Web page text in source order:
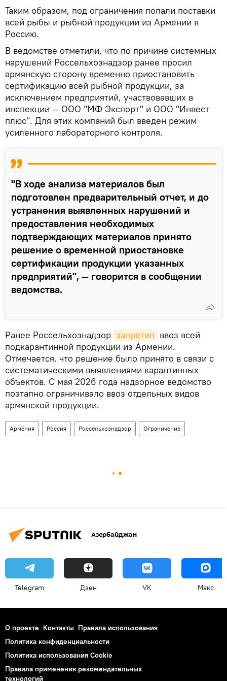
Таким образом, под ограничения попали поставки
всей рыбы и рыбной продукции из Армении в
Россию.
В ведомстве отметили, что по причине системных
нарушений Россельхознадзор ранее просил
армянскую сторону временно приостановить
сертификацию всей рыбной продукции, за
исключением предприятий, участвовавших в
инспекции — ООО "МФ Экспорт" и ООО "Инвест
плюс". Для этих компаний был введен режим
усиленного лабораторного контроля.
"В ходе анализа материалов был
подготовлен предварительный отчет, и до
устранения выявленных нарушений и
предоставления необходимых
подтверждающих материалов принято
решение о временной приостановке
сертификации продукции указанных
предприятий", — говорится в сообщении
ведомства.
Ранее Россельхознадзор запретил ввоз всей
подкарантинной продукции из Армении.
Отмечается, что решение было принято в связи с
систематическими выявлениями карантинных
объектов. С мая 2026 года надзорное ведомство
поэтапно ограничивало ввоз отдельных видов
армянской продукции.
Армения Россия Россельхознадзор Ограничение
Азербайджан
Telegram Дзен VK Макс
О проекте Контакты Правила использования
Политика конфиденциальности
Политика использования Cookie
Правила применения рекомендательных
технологий